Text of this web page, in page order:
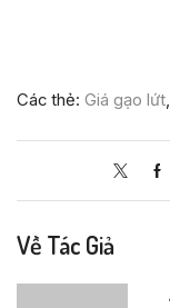
Các thẻ: Giá gạo lứt,
Về Tác Giả